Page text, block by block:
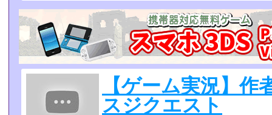
【ゲーム実況】
スジクエスト